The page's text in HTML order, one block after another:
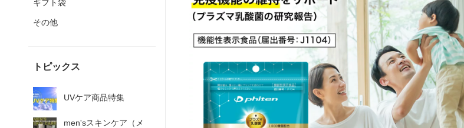
ギフト袋
その他
トピックス
UVケア商品特集
men'sスキンケア（メ